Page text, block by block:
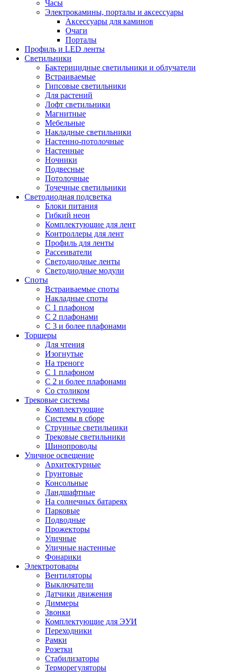
Часы
Электрокамины, порталы и аксессуары
Аксессуары для каминов
Очаги
Порталы
Профиль и LED ленты
Светильники
Бактерицидные светильники и облучатели
Встраиваемые
Гипсовые светильники
Для растений
Лофт светильники
Магнитные
Мебельные
Накладные светильники
Настенно-потолочные
Настенные
Ночники
Подвесные
Потолочные
Точечные светильники
Светодиодная подсветка
Блоки питания
Гибкий неон
Комплектующие для лент
Контроллеры для лент
Профиль для ленты
Рассеиватели
Светодиодные ленты
Светодиодные модули
Споты
Встраиваемые споты
Накладные споты
С 1 плафоном
С 2 плафонами
С 3 и более плафонами
Торшеры
Для чтения
Изогнутые
На треноге
С 1 плафоном
С 2 и более плафонами
Со столиком
Трековые системы
Комплектующие
Системы в сборе
Струнные светильники
Трековые светильники
Шинопроводы
Уличное освещение
Архитектурные
Грунтовые
Консольные
Ландшафтные
На солнечных батареях
Парковые
Подводные
Прожекторы
Уличные
Уличные настенные
Фонарики
Электротовары
Вентиляторы
Выключатели
Датчики движения
Диммеры
Звонки
Комплектующие для ЭУИ
Переходники
Рамки
Розетки
Стабилизаторы
Терморегуляторы